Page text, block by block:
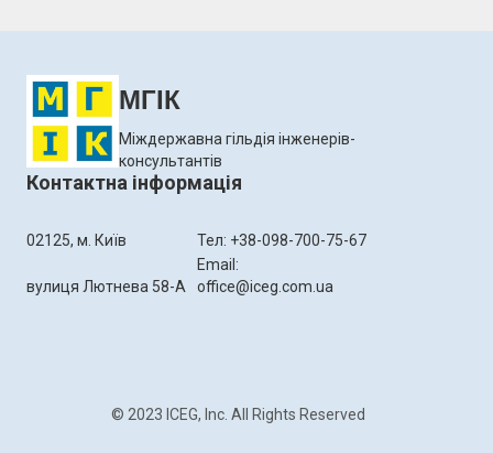
МГІК
Міждержавна гільдія інженерів-
консультантів
Контактна інформація
02125, м. Київ
вулиця Лютнева 58-А
Тел: +38-098-700-75-67
Email:
office@iceg.com.ua
© 2023 ICEG, Inc. All Rights Reserved